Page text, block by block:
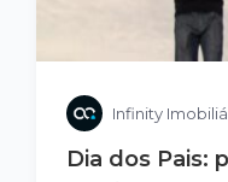
Infinity
Dia dos Pais: